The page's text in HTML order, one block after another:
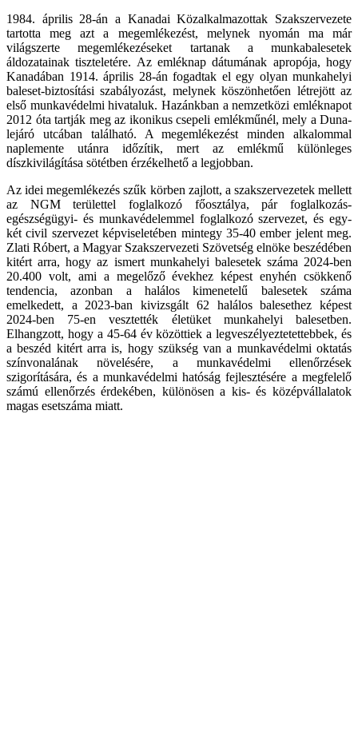
1984. április 28-án a Kanadai Közalkalmazottak Szakszervezete
tartotta meg azt a megemlékezést, melynek nyomán ma már
világszerte megemlékezéseket tartanak a munkabalesetek
áldozatainak tiszteletére. Az emléknap dátumának apropója, hogy
Kanadában 1914. április 28-án fogadtak el egy olyan munkahelyi
baleset-biztosítási szabályozást, melynek köszönhetően létrejött az
első munkavédelmi hivataluk. Hazánkban a nemzetközi emléknapot
2012 óta tartják meg az ikonikus csepeli emlékműnél, mely a Duna-
lejáró utcában található. A megemlékezést minden alkalommal
naplemente utánra időzítik, mert az emlékmű különleges
díszkivilágítása sötétben érzékelhető a legjobban.
Az idei megemlékezés szűk körben zajlott, a szakszervezetek mellett
az NGM területtel foglalkozó főosztálya, pár foglalkozás-
egészségügyi- és munkavédelemmel foglalkozó szervezet, és egy-
két civil szervezet képviseletében mintegy 35-40 ember jelent meg.
Zlati Róbert, a Magyar Szakszervezeti Szövetség elnöke beszédében
kitért arra, hogy az ismert munkahelyi balesetek száma 2024-ben
20.400 volt, ami a megelőző évekhez képest enyhén csökkenő
tendencia, azonban a halálos kimenetelű balesetek száma
emelkedett, a 2023-ban kivizsgált 62 halálos balesethez képest
2024-ben 75-en vesztették életüket munkahelyi balesetben.
Elhangzott, hogy a 45-64 év közöttiek a legveszélyeztetettebbek, és
a beszéd kitért arra is, hogy szükség van a munkavédelmi oktatás
színvonalának növelésére, a munkavédelmi ellenőrzések
szigorítására, és a munkavédelmi hatóság fejlesztésére a megfelelő
számú ellenőrzés érdekében, különösen a kis- és középvállalatok
magas esetszáma miatt.